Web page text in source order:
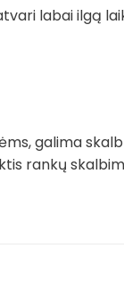
labai ilgą
galima
rankų